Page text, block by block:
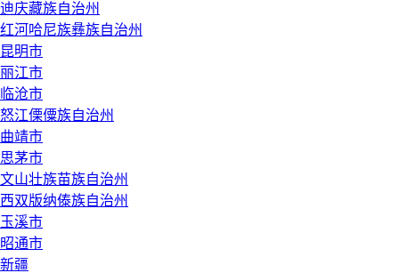
迪庆藏族自治州
红河哈尼族彝族自治州
昆明市
丽江市
临沧市
怒江傈僳族自治州
曲靖市
思茅市
文山壮族苗族自治州
西双版纳傣族自治州
玉溪市
昭通市
新疆